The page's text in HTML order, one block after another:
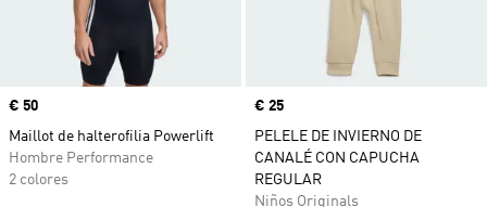
Precio
€ 50
Maillot de halterofilia Powerlift
Hombre Performance
2 colores
Precio
€ 25
PELELE DE INVIERNO DE
CANALÉ CON CAPUCHA
REGULAR
Niños Originals